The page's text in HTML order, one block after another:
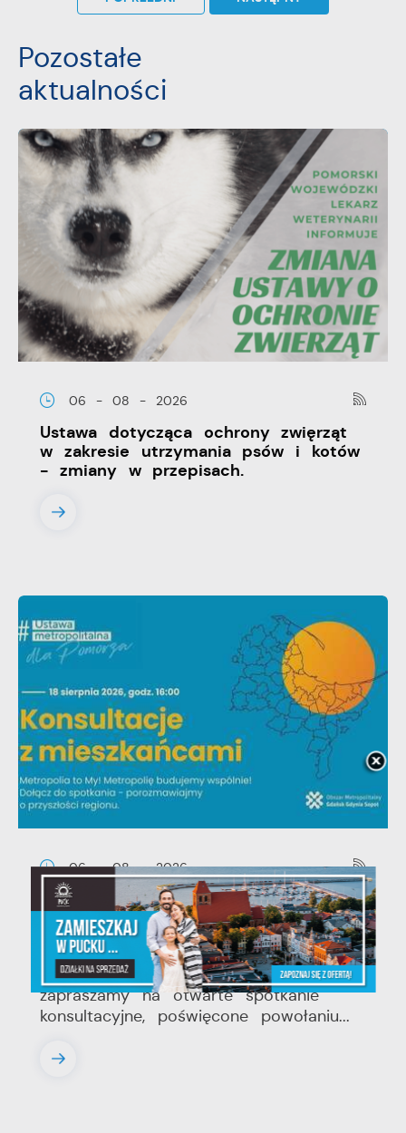
Pozostałe
aktualności
06 - 08 - 2026
Ustawa dotycząca ochrony zwięrząt
w zakresie utrzymania psów i kotów
- zmiany w przepisach.
06 - 08 - 2026
Spotkanie konsultacyjne poświęcone
powołaniu związku metropolitalnego
w województwie pomorskim
Szanowni Państwo, serdecznie
zapraszamy na otwarte spotkanie
konsultacyjne, poświęcone powołaniu...
przeglądanej witryny internetowej. Treści promocyjne
firm będących naszymi partnerami oraz innych
dostawców usług. Firmy te działają w charakterze
pośredników prezentujących nasze treści w postaci
wiadomości, ofert, komunikatów mediów